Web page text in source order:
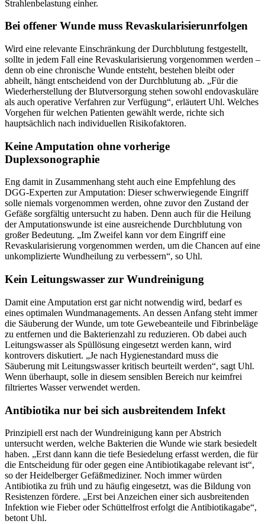
Strahlenbelastung einher.
Bei offener Wunde muss Revaskularisierunrfolgen
Wird eine relevante Einschränkung der Durchblutung festgestellt,
sollte in jedem Fall eine Revaskularisierung vorgenommen werden –
denn ob eine chronische Wunde entsteht, bestehen bleibt oder
abheilt, hängt entscheidend von der Durchblutung ab. „Für die
Wiederherstellung der Blutversorgung stehen sowohl endovaskuläre
als auch operative Verfahren zur Verfügung“, erläutert Uhl. Welches
Vorgehen für welchen Patienten gewählt werde, richte sich
hauptsächlich nach individuellen Risikofaktoren.
Keine Amputation ohne vorherige
Duplexsonographie
Eng damit in Zusammenhang steht auch eine Empfehlung des
DGG-Experten zur Amputation: Dieser schwerwiegende Eingriff
solle niemals vorgenommen werden, ohne zuvor den Zustand der
Gefäße sorgfältig untersucht zu haben. Denn auch für die Heilung
der Amputationswunde ist eine ausreichende Durchblutung von
großer Bedeutung. „Im Zweifel kann vor dem Eingriff eine
Revaskularisierung vorgenommen werden, um die Chancen auf eine
unkomplizierte Wundheilung zu verbessern“, so Uhl.
Kein Leitungswasser zur Wundreinigung
Damit eine Amputation erst gar nicht notwendig wird, bedarf es
eines optimalen Wundmanagements. An dessen Anfang steht immer
die Säuberung der Wunde, um tote Gewebeanteile und Fibrinbeläge
zu entfernen und die Bakterienzahl zu reduzieren. Ob dabei auch
Leitungswasser als Spüllösung eingesetzt werden kann, wird
kontrovers diskutiert. „Je nach Hygienestandard muss die
Säuberung mit Leitungswasser kritisch beurteilt werden“, sagt Uhl.
Wenn überhaupt, solle in diesem sensiblen Bereich nur keimfrei
filtriertes Wasser verwendet werden.
Antibiotika nur bei sich ausbreitendem Infekt
Prinzipiell erst nach der Wundreinigung kann per Abstrich
untersucht werden, welche Bakterien die Wunde wie stark besiedelt
haben. „Erst dann kann die tiefe Besiedelung erfasst werden, die für
die Entscheidung für oder gegen eine Antibiotikagabe relevant ist“,
so der Heidelberger Gefäßmediziner. Noch immer würden
Antibiotika zu früh und zu häufig eingesetzt, was die Bildung von
Resistenzen fördere. „Erst bei Anzeichen einer sich ausbreitenden
Infektion wie Fieber oder Schüttelfrost erfolgt die Antibiotikagabe“,
betont Uhl.